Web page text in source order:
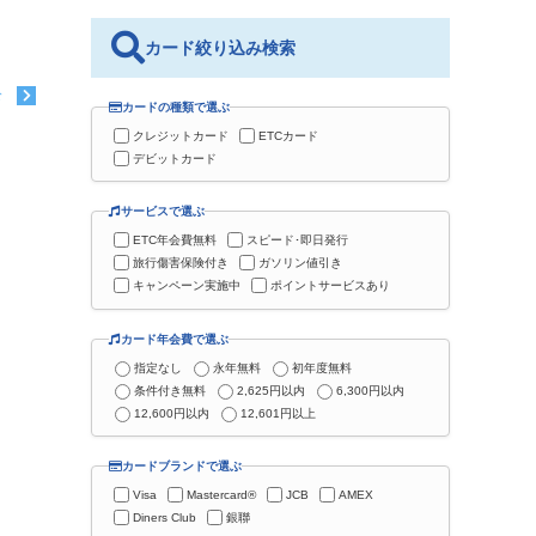
カード絞り込み検索
カードの種類で選ぶ
クレジットカード
ETCカード
デビットカード
サービスで選ぶ
ETC年会費無料
スピード･即日発行
旅行傷害保険付き
ガソリン値引き
キャンペーン実施中
ポイントサービスあり
カード年会費で選ぶ
指定なし 永年無料
初年度無料
条件付き無料
2,625円以内
6,300円以内
12,600円以内
12,601円以上
カードブランドで選ぶ
Visa Mastercard® JCB
AMEX
Diners Club
銀聯